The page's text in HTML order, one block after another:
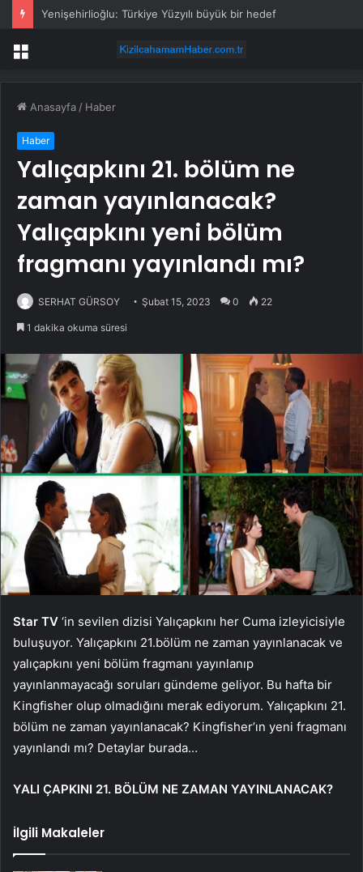
Yenişehirlioğlu: Türkiye Yüzyılı büyük bir hedef
Menü
Anasayfa / Haber
Haber
Yalıçapkını 21. bölüm ne
zaman yayınlanacak?
Yalıçapkını yeni bölüm
fragmanı yayınlandı mı?
SERHAT GÜRSOY Şubat 15, 2023 0 22
1 dakika okuma süresi
Star TV ‘in sevilen dizisi Yalıçapkını her Cuma izleyicisiyle
buluşuyor. Yalıçapkını 21.bölüm ne zaman yayınlanacak ve
yalıçapkını yeni bölüm fragmanı yayınlanıp
yayınlanmayacağı soruları gündeme geliyor. Bu hafta bir
Kingfisher olup olmadığını merak ediyorum. Yalıçapkını 21.
bölüm ne zaman yayınlanacak? Kingfisher’ın yeni fragmanı
yayınlandı mı? Detaylar burada…
YALI ÇAPKINI 21. BÖLÜM NE ZAMAN YAYINLANACAK?
İlgili Makaleler